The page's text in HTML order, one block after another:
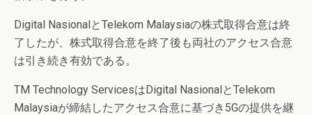
Digital NasionalとTelekom Malaysiaの株式取得合意は終
了したが、株式取得合意を終了後も両社のアクセス合意
は引き続き有効である。
TM Technology ServicesはDigital NasionalとTelekom
Malaysiaが締結したアクセス合意に基づき5Gの提供を継